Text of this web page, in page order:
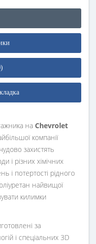
на Chevrolet
компанії
захистять
і різних хімічних
і потертості рідного
найвищої
килимки
за
і спеціальних 3D